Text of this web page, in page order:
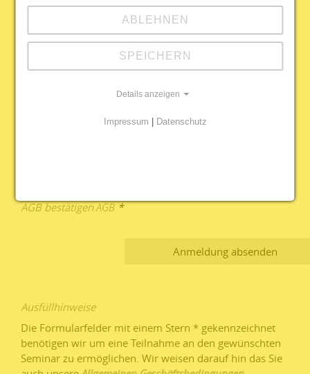
Stadt
Land
AGB bestätigenAGB *
Ausfüllhinweise
Die Formularfelder mit einem Stern * gekennzeichnet
benötigen wir um eine Teilnahme an den gewünschten
Seminar zu ermöglichen. Wir weisen darauf hin das Sie
ABLEHNEN
SPEICHERN
Details anzeigen
Impressum | Datenschutz